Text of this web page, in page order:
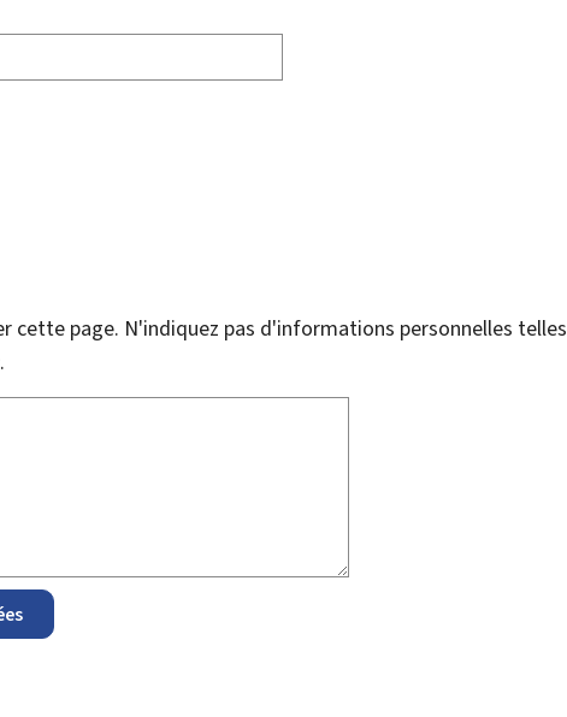
cette page. N'indiquez pas d'informations personnelles telles